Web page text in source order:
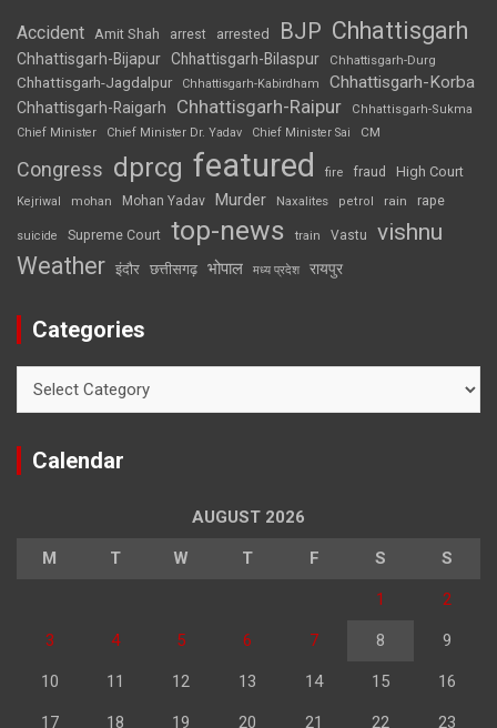
Accident Amit Shah arrest arrested BJP Chhattisgarh
Chhattisgarh-Bijapur Chhattisgarh-Bilaspur Chhattisgarh-Durg
Chhattisgarh-Jagdalpur Chhattisgarh-Kabirdham Chhattisgarh-Korba
Chhattisgarh-Raigarh Chhattisgarh-Raipur
Chhattisgarh-Sukma
Chief Minister
Chief Minister Dr. Yadav Chief Minister Sai CM
Congress dprcg featured fire fraud High Court
Kejriwal mohan Mohan Yadav Murder Naxalites petrol rain rape
suicide Supreme Court top-news train Vastu vishnu
Weather इंदौर छत्तीसगढ़ भोपाल मध्य प्रदेश रायपुर
Categories
Calendar
AUGUST 2026
M T W T F S S
1 2
3 4 5 6 7 8 9
10 11 12 13 14 15 16
17 18 19 20 21 22 23